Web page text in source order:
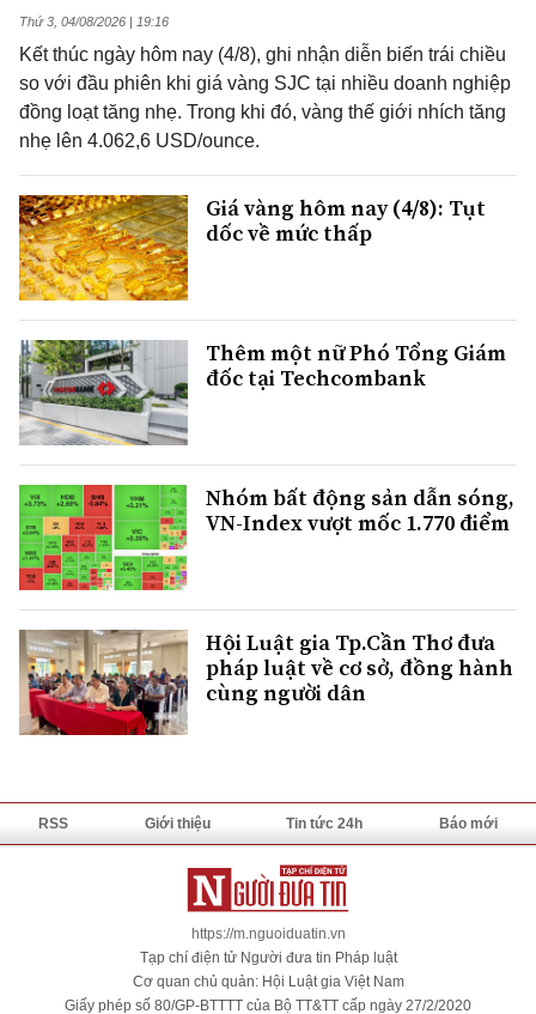
Thứ 3, 04/08/2026 | 19:16
Kết thúc ngày hôm nay (4/8), ghi nhận diễn biến trái chiều
so với đầu phiên khi giá vàng SJC tại nhiều doanh nghiệp
đồng loạt tăng nhẹ. Trong khi đó, vàng thế giới nhích tăng
nhẹ lên 4.062,6 USD/ounce.
Giá vàng hôm nay (4/8): Tụt
dốc về mức thấp
Thêm một nữ Phó Tổng Giám
đốc tại Techcombank
Nhóm bất động sản dẫn sóng,
VN-Index vượt mốc 1.770 điểm
Hội Luật gia Tp.Cần Thơ đưa
pháp luật về cơ sở, đồng hành
cùng người dân
RSS Giới thiệu Tin tức 24h Báo mới
https://m.nguoiduatin.vn
Tạp chí điện tử Người đưa tin Pháp luật
Cơ quan chủ quản: Hội Luật gia Việt Nam
Giấy phép số 80/GP-BTTTT của Bộ TT&TT cấp ngày 27/2/2020